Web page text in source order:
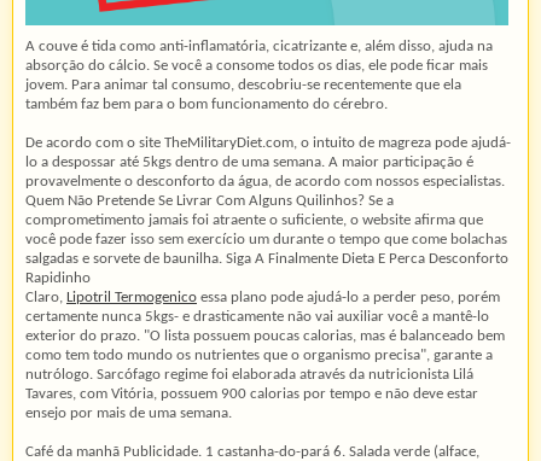
A couve é tida como anti-inflamatória, cicatrizante e, além disso, ajuda na
absorção do cálcio. Se você a consome todos os dias, ele pode ficar mais
jovem. Para animar tal consumo, descobriu-se recentemente que ela
também faz bem para o bom funcionamento do cérebro.
De acordo com o site TheMilitaryDiet.com, o intuito de magreza pode ajudá-
lo a despossar até 5kgs dentro de uma semana. A maior participação é
provavelmente o desconforto da água, de acordo com nossos especialistas.
Quem Não Pretende Se Livrar Com Alguns Quilinhos? Se a
comprometimento jamais foi atraente o suficiente, o website afirma que
você pode fazer isso sem exercício um durante o tempo que come bolachas
salgadas e sorvete de baunilha. Siga A Finalmente Dieta E Perca Desconforto
Rapidinho
Claro, Lipotril Termogenico essa plano pode ajudá-lo a perder peso, porém
certamente nunca 5kgs- e drasticamente não vai auxiliar você a mantê-lo
exterior do prazo. "O lista possuem poucas calorias, mas é balanceado bem
como tem todo mundo os nutrientes que o organismo precisa", garante a
nutrólogo. Sarcófago regime foi elaborada através da nutricionista Lilá
Tavares, com Vitória, possuem 900 calorias por tempo e não deve estar
ensejo por mais de uma semana.
Café da manhã Publicidade. 1 castanha-do-pará 6. Salada verde (alface,